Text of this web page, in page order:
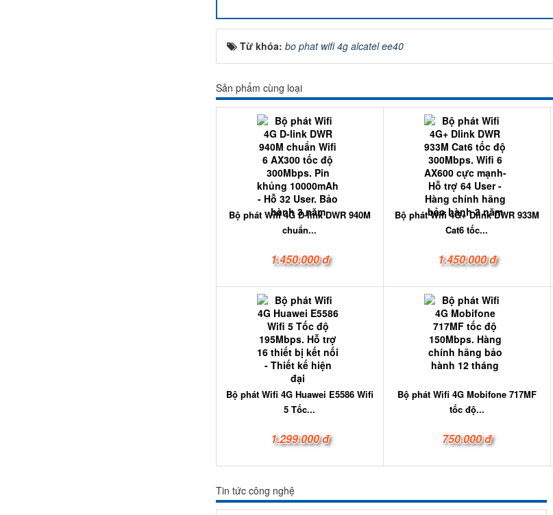
Từ khóa: bo phat wifi 4g alcatel ee40
Sản phẩm cùng loại
Bộ phát Wifi 4G D-link DWR 940M
chuẩn...
1.450.000 đ
Bộ phát Wifi 4G+ Dlink DWR 933M
Cat6 tốc...
1.450.000 đ
Bộ phát Wifi 4G Huawei E5586 Wifi
5 Tốc...
1.299.000 đ
Bộ phát Wifi 4G Mobifone 717MF
tốc độ...
750.000 đ
Tin tức công nghệ